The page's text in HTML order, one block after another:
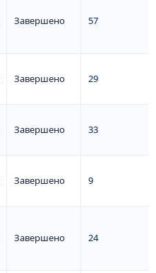
Завершено 57
Завершено 29
Завершено 33
Завершено 9
Завершено 24